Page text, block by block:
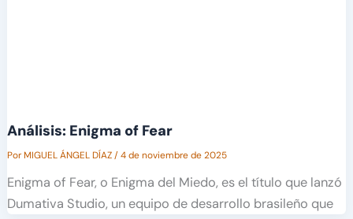
Análisis: Enigma of Fear
PorMIGUEL ÁNGEL DÍAZ/4 de noviembre de 2025
Enigma of Fear, o Enigma del Miedo, es el título que lanzó
Dumativa Studio, un equipo de desarrollo brasileño que